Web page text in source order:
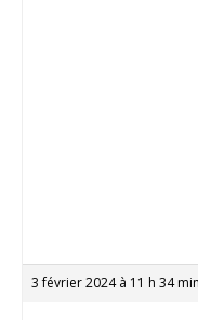
3 février 2024 à 11 h 34 min